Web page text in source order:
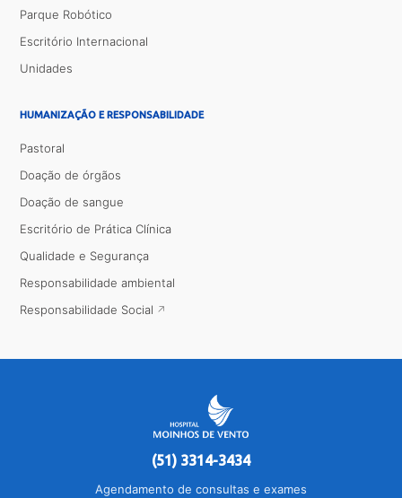
Parque Robótico
Escritório Internacional
Unidades
HUMANIZAÇÃO E RESPONSABILIDADE
Pastoral
Doação de órgãos
Doação de sangue
Escritório de Prática Clínica
Qualidade e Segurança
Responsabilidade ambiental
Responsabilidade Social
(51) 3314-3434
Agendamento de consultas e exames